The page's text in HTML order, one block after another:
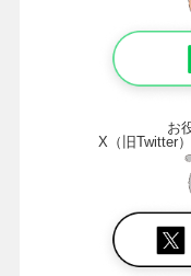
お
X（旧Twitter